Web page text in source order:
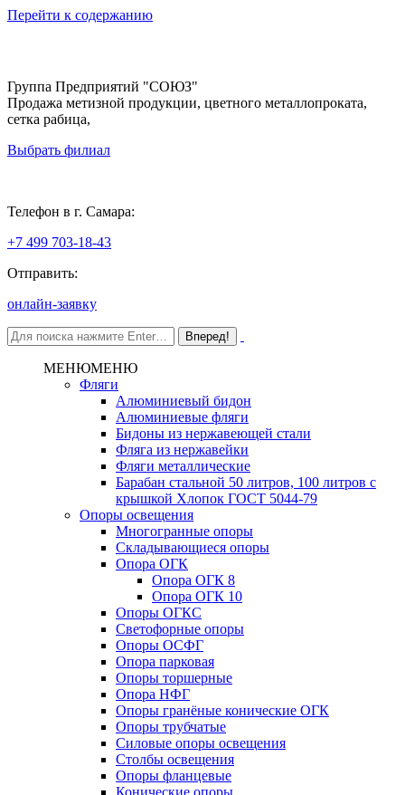
Перейти к содержанию
Группа Предприятий "СОЮЗ"
Продажа метизной продукции, цветного металлопроката,
сетка рабица,
Выбрать филиал
Телефон в г. Самара:
+7 499 703-18-43
Отправить:
онлайн-заявку
МЕНЮМЕНЮ
Фляги
Алюминиевый бидон
Алюминиевые фляги
Бидоны из нержавеющей стали
Фляга из нержавейки
Фляги металлические
Барабан стальной 50 литров, 100 литров с
крышкой Хлопок ГОСТ 5044-79
Опоры освещения
Многогранные опоры
Складывающиеся опоры
Опора ОГК
Опора ОГК 8
Опора ОГК 10
Опоры ОГКС
Светофорные опоры
Опоры ОСФГ
Опора парковая
Опоры торшерные
Опора НФГ
Опоры гранёные конические ОГК
Опоры трубчатые
Силовые опоры освещения
Столбы освещения
Опоры фланцевые
Конические опоры